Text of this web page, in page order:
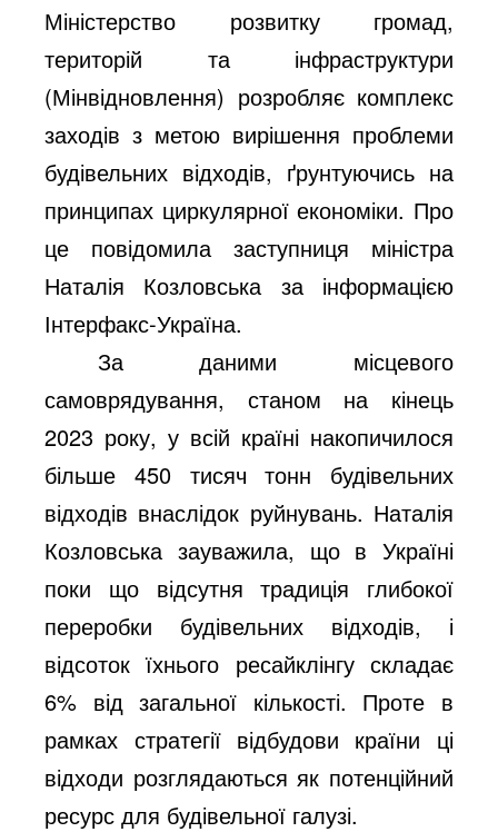
Міністерство розвитку громад,
територій та інфраструктури
(Мінвідновлення) розробляє комплекс
заходів з метою вирішення проблеми
будівельних відходів, ґрунтуючись на
принципах циркулярної економіки. Про
це повідомила заступниця міністра
Наталія Козловська за інформацією
Інтерфакс-Україна.
За даними місцевого
самоврядування, станом на кінець
2023 року, у всій країні накопичилося
більше 450 тисяч тонн будівельних
відходів внаслідок руйнувань. Наталія
Козловська зауважила, що в Україні
поки що відсутня традиція глибокої
переробки будівельних відходів, і
відсоток їхнього ресайклінгу складає
6% від загальної кількості. Проте в
рамках стратегії відбудови країни ці
відходи розглядаються як потенційний
ресурс для будівельної галузі.